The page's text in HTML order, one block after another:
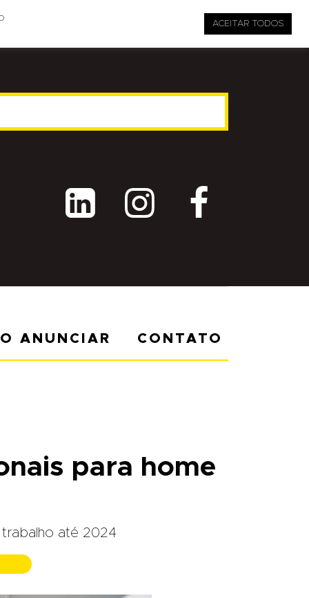
pauta@revistati.com.br



ANUNCIAR CONTATO
para home
até 2024
ACEITAR TODOS